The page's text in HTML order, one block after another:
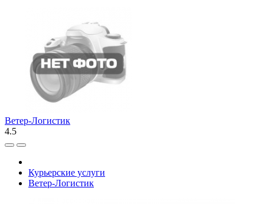
Ветер-Логистик
4.5
Курьерские услуги
Ветер-Логистик